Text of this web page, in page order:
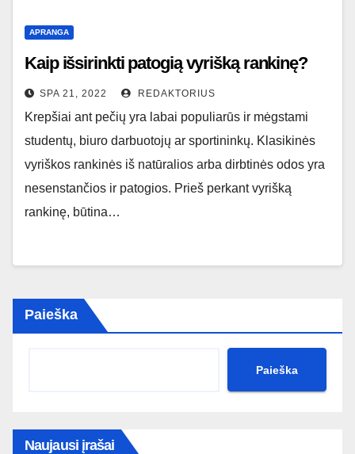
APRANGA
Kaip išsirinkti patogią vyrišką rankinę?
SPA 21, 2022 REDAKTORIUS
Krepšiai ant pečių yra labai populiarūs ir mėgstami
studentų, biuro darbuotojų ar sportininkų. Klasikinės
vyriškos rankinės iš natūralios arba dirbtinės odos yra
nesenstančios ir patogios. Prieš perkant vyrišką
rankinę, būtina…
Paieška
Paieška
Naujausi įrašai